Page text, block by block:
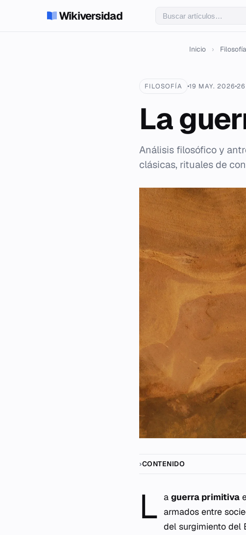
Wikiversidad
Inicio › Filosofía
FILOSOFÍA 19 MAY. 2026
La
Análisis filosófico y
clásicas, rituales de
CONTENIDO
L aguerra primitiva
armados entre
del surgimiento del